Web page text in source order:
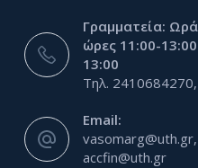
Γραμματεία:
ώρες 11:00-
13:00
Τηλ.
Email:
accfin@uth.gr